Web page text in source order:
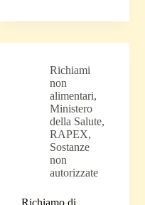
Richiami
non
alimentari,
Ministero
della Salute,
RAPEX,
Sostanze
non
autorizzate
Richiamo di